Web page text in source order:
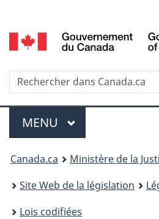
au
de
la
selection
Recherche
Menu
MENU PRINCIPAL
You
are
here:
Canada.ca
Ministère de la
Site Web de la législation
Lois codifiées